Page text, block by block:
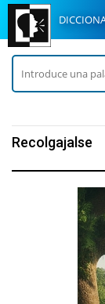
Recolgajalse